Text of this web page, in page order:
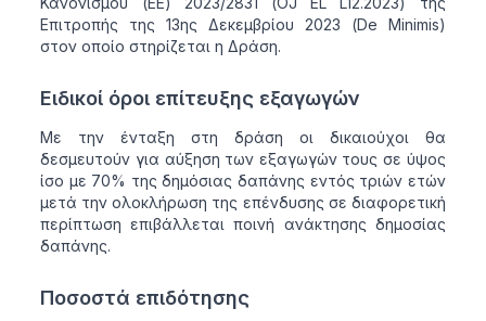
Επιτροπής της 13ης Δεκεμβρίου 2023 (De Minimis)
στον οποίο στηρίζεται η Δράση.
Ειδικοί όροι επίτευξης εξαγωγών
Με την ένταξη στη δράση οι δικαιούχοι θα
δεσμευτούν για αύξηση των εξαγωγών τους σε ύψος
ίσο με 70% της δημόσιας δαπάνης εντός τριών ετών
μετά την ολοκλήρωση της επένδυσης σε διαφορετική
περίπτωση επιβάλλεται ποινή ανάκτησης δημοσίας
δαπάνης.
Ποσοστά επιδότησης